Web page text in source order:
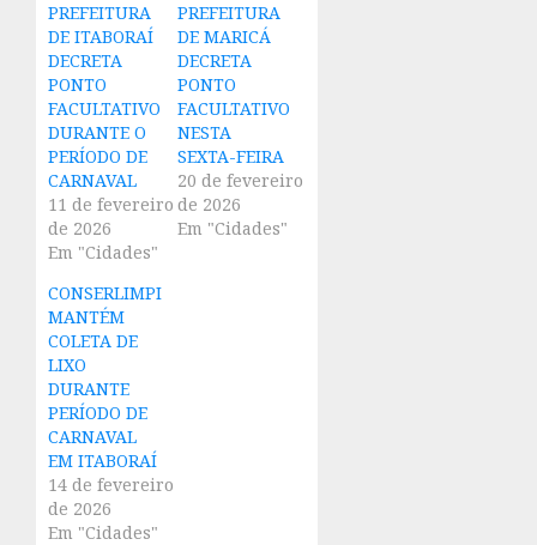
PREFEITURA
DE ITABORAÍ
DECRETA
PONTO
FACULTATIVO
DURANTE O
PERÍODO DE
CARNAVAL
11 de fevereiro
de 2026
Em "Cidades"
PREFEITURA
DE MARICÁ
DECRETA
PONTO
FACULTATIVO
NESTA
SEXTA-FEIRA
20 de fevereiro
de 2026
Em "Cidades"
CONSERLIMPI
MANTÉM
COLETA DE
LIXO
DURANTE
PERÍODO DE
CARNAVAL
EM ITABORAÍ
14 de fevereiro
de 2026
Em "Cidades"